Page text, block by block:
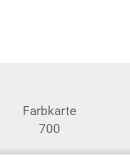
Farbkarte
700